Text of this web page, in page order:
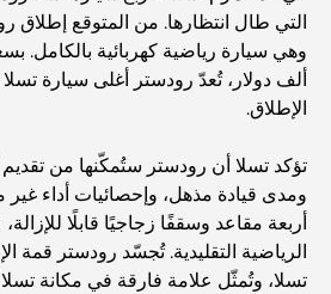
أفضل ملاعب الجولف للبطولات في
المجتمعات السكنية المطلة على
فاخرة على شاطئ البحر
أفضل البنوك في دبي للمقيمين
أفضل مطاعم شرائح اللحم في دبي:
ألف دولار، تُعدّ رودستر أغلى سيارة
الإطلاق.
تؤكد تسلا أن رودستر ستُمكّنها من
ومدى قيادة مذهل، وإحصائيات أداء
أربعة مقاعد وسقفًا زجاجيًا قابلًا
الرياضية التقليدية. تُجسّد رودستر قمة
تسلا، وتُمثّل علامة فارقة في مكانة تسلا